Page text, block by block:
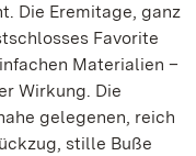
Die Eremitage, ganz
Favorite
Materialien –
Wirkung. Die
gelegenen, reich
stille Buße